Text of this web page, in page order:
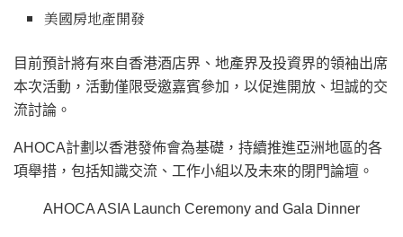
美國房地產開發
目前預計將有來自香港酒店界、地產界及投資界的領袖出席
本次活動，活動僅限受邀嘉賓參加，以促進開放、坦誠的交
流討論。
AHOCA計劃以香港發佈會為基礎，持續推進亞洲地區的各
項舉措，包括知識交流、工作小組以及未來的閉門論壇。
AHOCA ASIA Launch Ceremony and Gala Dinner